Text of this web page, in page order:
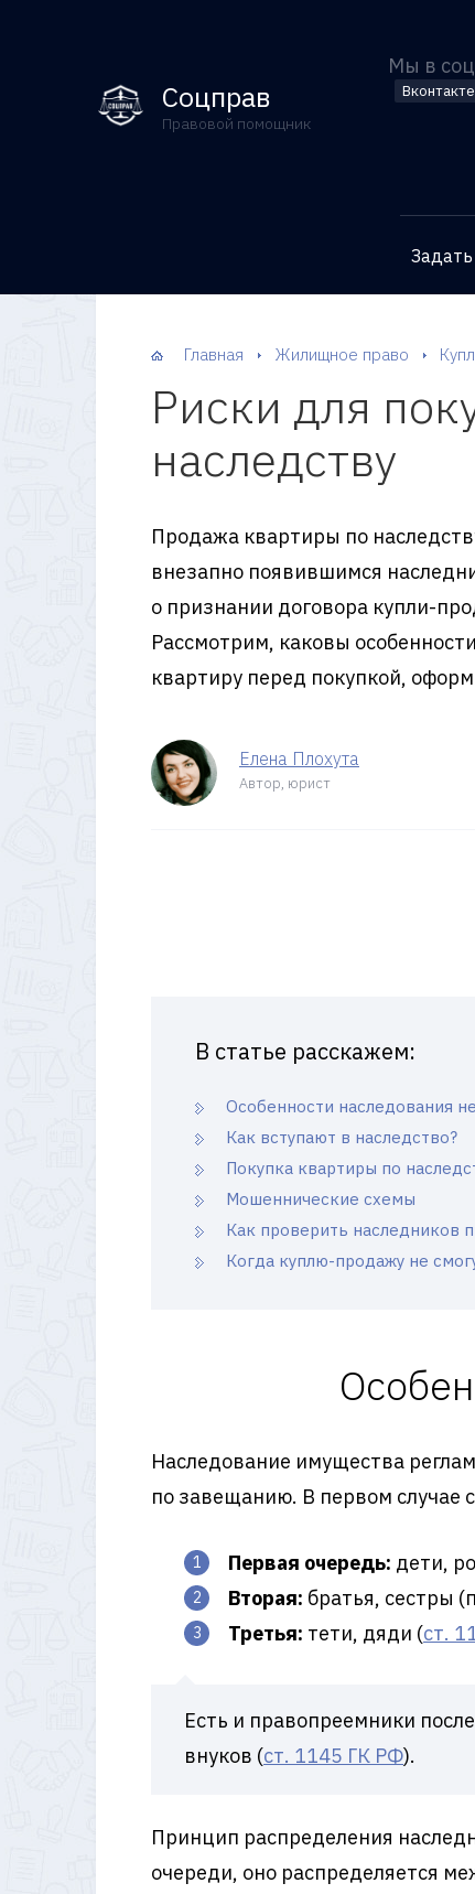
Соцправ
Правовой помощник
Мы в
Вконтакте
Главная Жилищное право
Риски для
наследству
Продажа квартиры по
внезапно появившимся
о признании договора купли-
Рассмотрим, каковы
квартиру перед покупкой,
Елена Плохута
Автор, юрист
В статье расскажем:
Особенности наследования
Как вступают в наследство?
Покупка квартиры по
Мошеннические схемы
Как проверить наследников
Когда куплю-продажу не
Наследование имущества
по завещанию. В первом случае
Первая очередь: дети,
Вторая: братья, сестры
Третья: тети, дяди (ст.
Есть и правопреемники
внуков (ст. 1145 ГК РФ).
Принцип распределения
очереди, оно распределяется